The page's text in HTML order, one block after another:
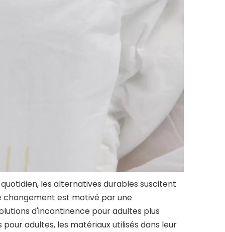
les alternatives durables suscitent
changement est motivé par une
d'incontinence pour adultes plus
adultes, les matériaux utilisés dans leur